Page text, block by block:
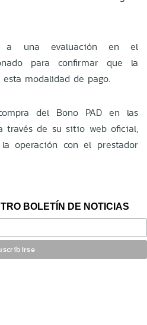
a una evaluación en el
para confirmar que la
modalidad de pago.
del Bono PAD en las
través de su sitio web oficial,
operación con el prestador
BOLETÍN DE NOTICIAS